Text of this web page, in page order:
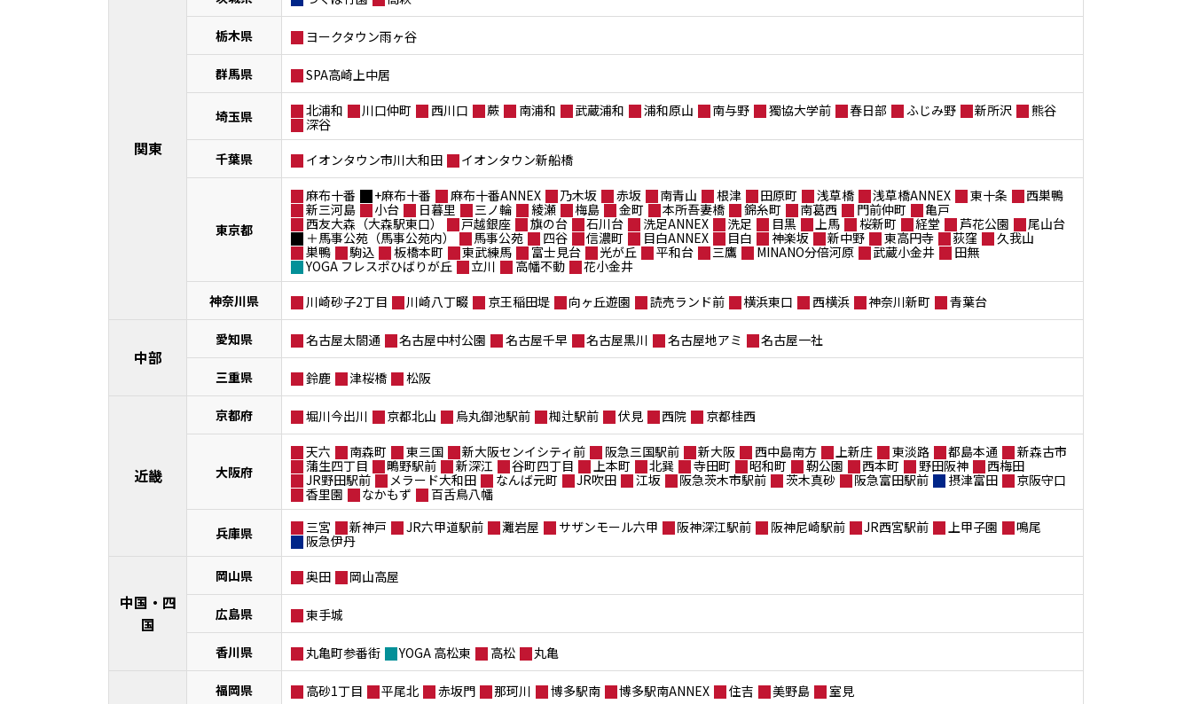
関東
栃木県 ヨークタウン雨ヶ谷
群馬県 SPA高崎上中居
埼玉県 北浦和 川口仲町 西川口 蕨 南浦和 武蔵浦和 浦和原山 南与野 獨協大学前 春日部 ふじみ野 新所沢
熊谷
深谷
千葉県
イオンタウン市川大和田 イオンタウン新船橋
東京都
麻布十番 +麻布十番 麻布十番ANNEX 乃木坂 赤坂 南青山 根津 田原町 浅草橋 浅草橋ANNEX 東十条
西巣鴨
新三河島
小台 日暮里 三ノ輪 綾瀬 梅島 金町 本所吾妻橋 錦糸町 南葛西 門前仲町
亀戸
西友大森（大森駅東口）
戸越銀座 旗の台 石川台 洗足ANNEX 洗足 目黒 上馬 桜新町 経堂 芦花公園
尾山台
＋馬事公苑（馬事公苑内）
馬事公苑 四谷 信濃町 目白ANNEX 目白 神楽坂 新中野 東高円寺 荻窪
久我山
巣鴨
駒込 板橋本町 東武練馬 富士見台 光が丘 平和台 三鷹 MINANO分倍河原 武蔵小金井
田無
YOGA フレスポひばりが丘
立川 高幡不動
花小金井
神奈川県
川崎砂子2丁目 川崎八丁畷 京王稲田堤 向ヶ丘遊園 読売ランド前 横浜東口 西横浜 神奈川新町 青葉台
中部
愛知県 名古屋太閤通 名古屋中村公園 名古屋千早 名古屋黒川 名古屋地アミ 名古屋一社
三重県 鈴鹿 津桜橋 松阪
近畿
京都府 堀川今出川 京都北山 烏丸御池駅前 椥辻駅前 伏見 西院 京都桂西
大阪府
天六 南森町 東三国 新大阪センイシティ前 阪急三国駅前 新大阪 西中島南方 上新庄 東淡路 都島本通
新森古市
蒲生四丁目
鴫野駅前 新深江 谷町四丁目 上本町 北巽 寺田町 昭和町 靭公園 西本町 野田阪神
西梅田
JR野田駅前
メラード大和田 なんば元町 JR吹田 江坂 阪急茨木市駅前 茨木真砂 阪急富田駅前 摂津富田
京阪守口
香里園
なかもず 百舌鳥八幡
兵庫県 三宮 新神戸 JR六甲道駅前 灘岩屋 サザンモール六甲 阪神深江駅前 阪神尼崎駅前 JR西宮駅前 上甲子園
鳴尾
阪急伊丹
中国・四
国
岡山県 奥田 岡山高屋
広島県 東手城
香川県 丸亀町参番街 YOGA 高松東 高松 丸亀
福岡県 高砂1丁目 平尾北 赤坂門 那珂川 博多駅南 博多駅南ANNEX 住吉 美野島 室見